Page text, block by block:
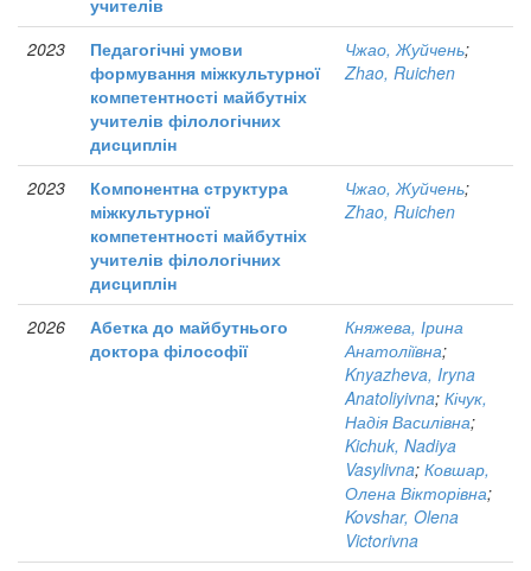
учителів
2023
Педагогічні умови
формування міжкультурної
компетентності майбутніх
учителів філологічних
дисциплін
Чжао, Жуйчень;
Zhao, Ruichen
2023
Компонентна структура
міжкультурної
компетентності майбутніх
учителів філологічних
дисциплін
Чжао, Жуйчень;
Zhao, Ruichen
2026
Абетка до майбутнього
доктора філософії
Княжева, Ірина
Анатоліївна;
Knyazheva, Iryna
Anatoliyivna; Кічук,
Надія Василівна;
Kichuk, Nadiya
Vasylivna; Ковшар,
Олена Вікторівна;
Kovshar, Olena
Victorivna